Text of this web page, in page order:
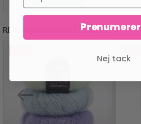
REKOMMENDERAS FÖR DIG
Nej tack